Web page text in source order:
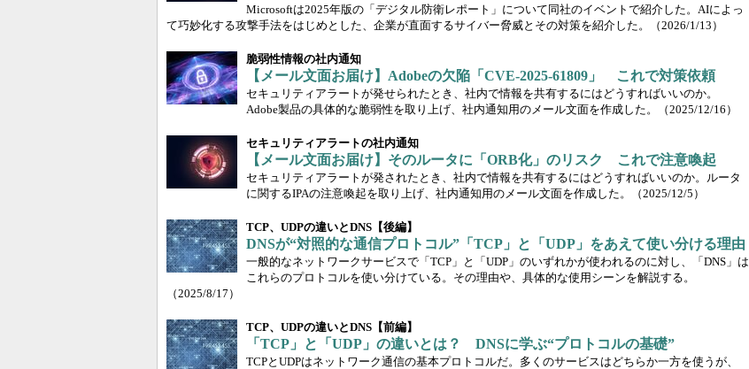
Microsoftは2025年版の「デジタル防衛レポート」について同社のイベントで紹介した。AIによっ
て巧妙化する攻撃手法をはじめとした、企業が直面するサイバー脅威とその対策を紹介した。
（2026/1/13）
脆弱性情報の社内通知
【メール文面お届け】Adobeの欠陥「CVE-2025-61809」 これで対策依頼
セキュリティアラートが発せられたとき、社内で情報を共有するにはどうすればいいのか。
Adobe製品の具体的な脆弱性を取り上げ、社内通知用のメール文面を作成した。
（2025/12/16）
セキュリティアラートの社内通知
【メール文面お届け】そのルータに「ORB化」のリスク これで注意喚起
セキュリティアラートが発されたとき、社内で情報を共有するにはどうすればいいのか。ルータ
に関するIPAの注意喚起を取り上げ、社内通知用のメール文面を作成した。
（2025/12/5）
TCP、UDPの違いとDNS【後編】
DNSが“対照的な通信プロトコル”「TCP」と「UDP」をあえて使い分ける理由
一般的なネットワークサービスで「TCP」と「UDP」のいずれかが使われるのに対し、「DNS」は
これらのプロトコルを使い分けている。その理由や、具体的な使用シーンを解説する。
（2025/8/17）
TCP、UDPの違いとDNS【前編】
「TCP」と「UDP」の違いとは？ DNSに学ぶ“プロトコルの基礎”
TCPとUDPはネットワーク通信の基本プロトコルだ。多くのサービスはどちらか一方を使うが、